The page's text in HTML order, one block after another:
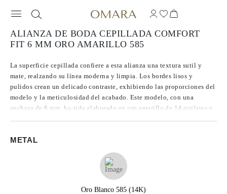
ALIANZA DE BODA CEPILLADA COMFORT
FIT 6 MM ORO AMARILLO 585
La superficie cepillada confiere a esta alianza una textura sutil y
mate, realzando su línea moderna y limpia. Los bordes lisos y
pulidos crean un delicado contraste, exhibiendo las proporciones del
modelo y la meticulosidad del acabado. Este modelo, con una
anchura de 6 mm, ha sido elaborado en oro amarillo de 14 quilates y
METAL
Oro Blanco 585 (14K)